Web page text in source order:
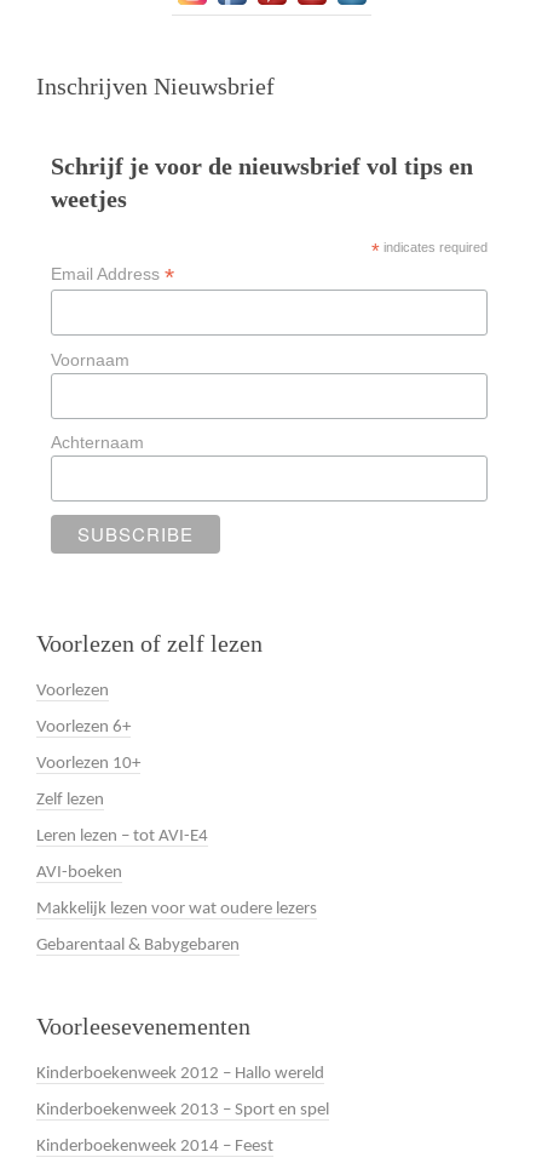
Inschrijven Nieuwsbrief
Schrijf je voor de nieuwsbrief vol tips en
weetjes
*indicates required
Email Address *
Voornaam
Achternaam
Voorlezen of zelf lezen
Voorlezen
Voorlezen 6+
Voorlezen 10+
Zelf lezen
Leren lezen – tot AVI-E4
AVI-boeken
Makkelijk lezen voor wat oudere lezers
Gebarentaal & Babygebaren
Voorleesevenementen
Kinderboekenweek 2012 – Hallo wereld
Kinderboekenweek 2013 – Sport en spel
Kinderboekenweek 2014 – Feest